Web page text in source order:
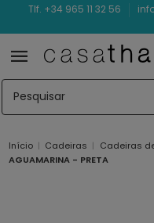
Tlf. +34 965 11 32 56
Início Cadeiras Cadeiras
AGUAMARINA - PRETA